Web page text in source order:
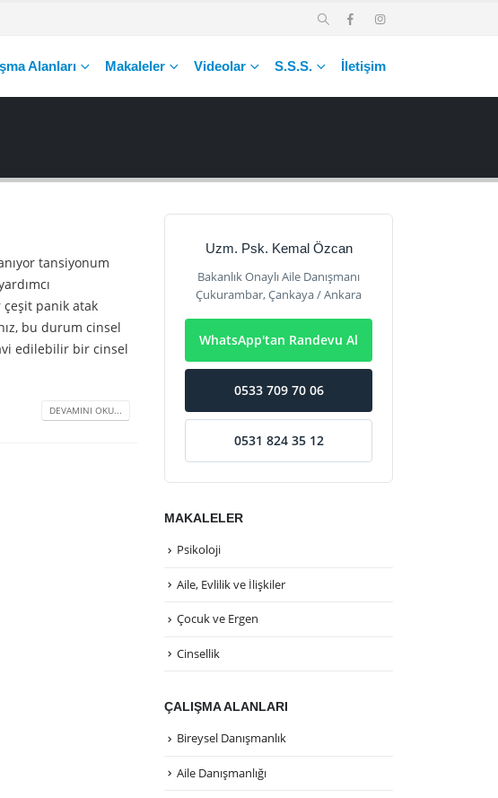
Alanları Makaleler Videolar S.S.S. İletişim
tansiyonum
çeşit panik atak
bu durum cinsel
edilebilir bir cinsel
DEVAMINI OKU...
Uzm. Psk. Kemal Özcan
Bakanlık Onaylı Aile Danışmanı
Çukurambar, Çankaya / Ankara
WhatsApp'tan Randevu Al
0533 709 70 06
0531 824 35 12
MAKALELER
Psikoloji
Aile, Evlilik ve İlişkiler
Çocuk ve Ergen
Cinsellik
ÇALIŞMA ALANLARI
Bireysel Danışmanlık
Aile Danışmanlığı